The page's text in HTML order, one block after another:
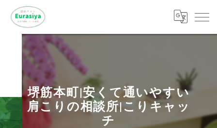
堺筋本町|安くて通いやすい
肩こりの相談所|こりキャッ
チ